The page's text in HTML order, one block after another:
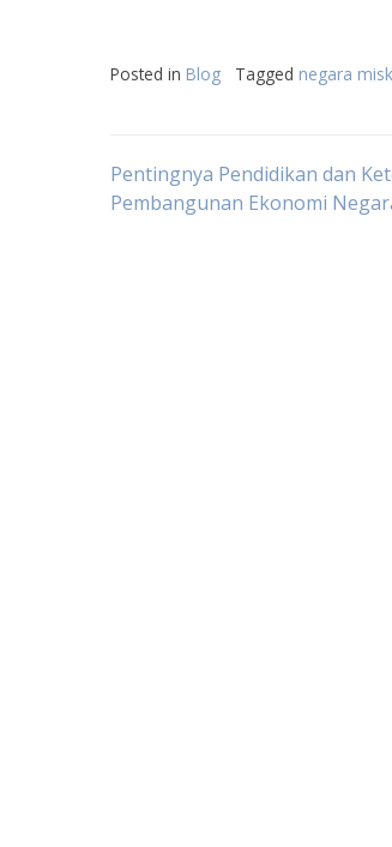
Posted in Blog Tagged negara
Post
Pentingnya Pendidikan dan
Pembangunan Ekonomi